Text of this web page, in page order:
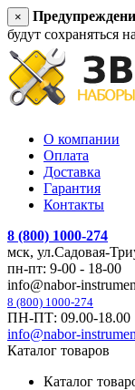
×
будут сохраняться
О компании
Оплата
Доставка
Гарантия
Контакты
8 (800) 1000-274
мск, ул.Садовая-
пн-пт: 9-00 - 18-00
info@nabor-
8 (800) 1000-274
ПН-ПТ: 09.00-18.00
info@nabor-
Каталог товаров
Каталог